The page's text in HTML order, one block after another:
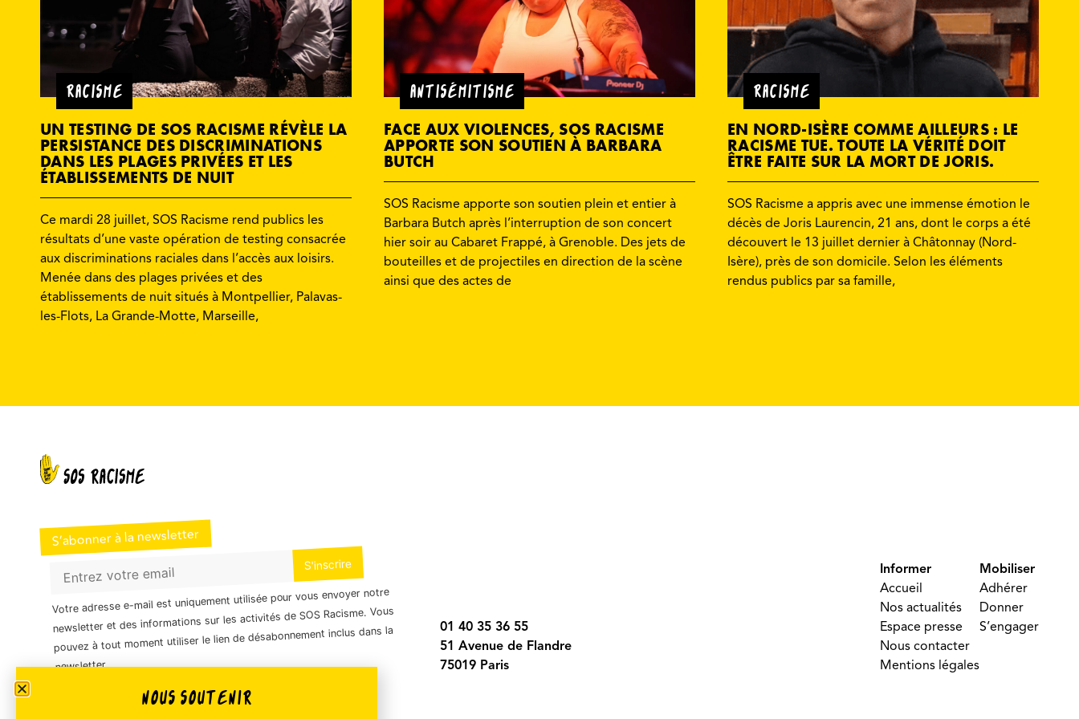
RACISME
UN TESTING DE SOS RACISME RÉVÈLE LA
PERSISTANCE DES DISCRIMINATIONS
DANS LES PLAGES PRIVÉES ET LES
ÉTABLISSEMENTS DE NUIT
Ce mardi 28 juillet, SOS Racisme rend publics les
résultats d’une vaste opération de testing consacrée
aux discriminations raciales dans l’accès aux loisirs.
Menée dans des plages privées et des
établissements de nuit situés à Montpellier, Palavas-
les-Flots, La Grande-Motte, Marseille,
ANTISÉMITISME
FACE AUX VIOLENCES, SOS RACISME
APPORTE SON SOUTIEN À BARBARA
BUTCH
SOS Racisme apporte son soutien plein et entier à
Barbara Butch après l’interruption de son concert
hier soir au Cabaret Frappé, à Grenoble. Des jets de
bouteilles et de projectiles en direction de la scène
ainsi que des actes de
RACISME
EN NORD-ISÈRE COMME AILLEURS : LE
RACISME TUE. TOUTE LA VÉRITÉ DOIT
ÊTRE FAITE SUR LA MORT DE JORIS.
SOS Racisme a appris avec une immense émotion le
décès de Joris Laurencin, 21 ans, dont le corps a été
découvert le 13 juillet dernier à Châtonnay (Nord-
Isère), près de son domicile. Selon les éléments
rendus publics par sa famille,
S’abonner à la newsletter
Votre adresse e-mail est uniquement utilisée pour vous envoyer notre
newsletter et des informations sur les activités de SOS Racisme. Vous
pouvez à tout moment utiliser le lien de désabonnement inclus dans la
newsletter.
01 40 35 36 55
51 Avenue de Flandre
75019 Paris
Informer
Accueil
Nos actualités
Espace presse
Nous contacter
Mentions légales
Mobiliser
Adhérer
Donner
S’engager
NOUS SOUTENIR